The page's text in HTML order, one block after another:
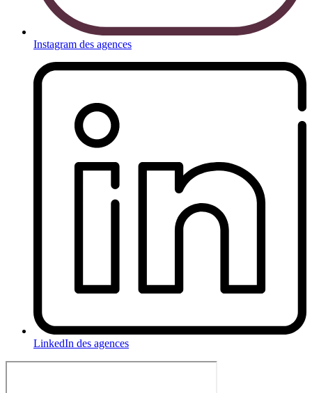
Instagram des agences
LinkedIn des agences